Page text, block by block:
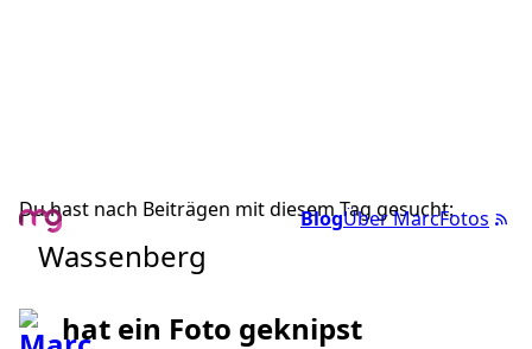
BlogÜber MarcFotos
Du hast nach Beiträgen mit diesem Tag gesucht:
Wassenberg
hat ein Foto geknipst